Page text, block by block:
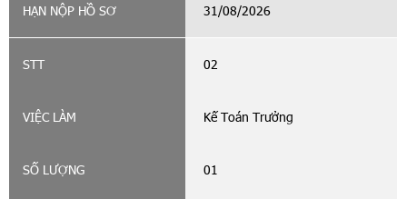
31/08/2026
02
Kế Toán Trưởng
01